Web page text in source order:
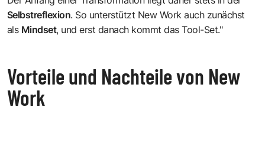
Selbstreflexion. So unterstützt New Work auch zunächst
als Mindset, und erst danach kommt das Tool-Set."
Vorteile und Nachteile von New
Work